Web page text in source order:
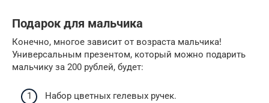
Подарок для мальчика
Конечно, многое зависит от возраста мальчика!
Универсальным презентом, который можно подарить
мальчику за 200 рублей, будет:
Набор цветных гелевых ручек.